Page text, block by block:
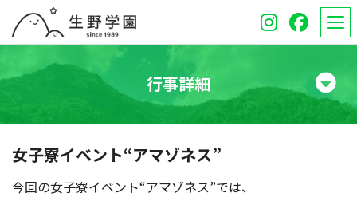
学校紹介
高等学校
行事詳細
女子寮イベント“アマゾネス”
今回の女子寮イベント“アマゾネス”では、